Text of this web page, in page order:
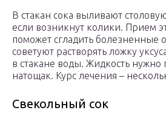
В стакан сока выливают
если возникнут колики. Прием
поможет сгладить болезненные
советуют растворять ложку
в стакане воды. Жидкость нужно
натощак. Курс лечения –
Свекольный сок